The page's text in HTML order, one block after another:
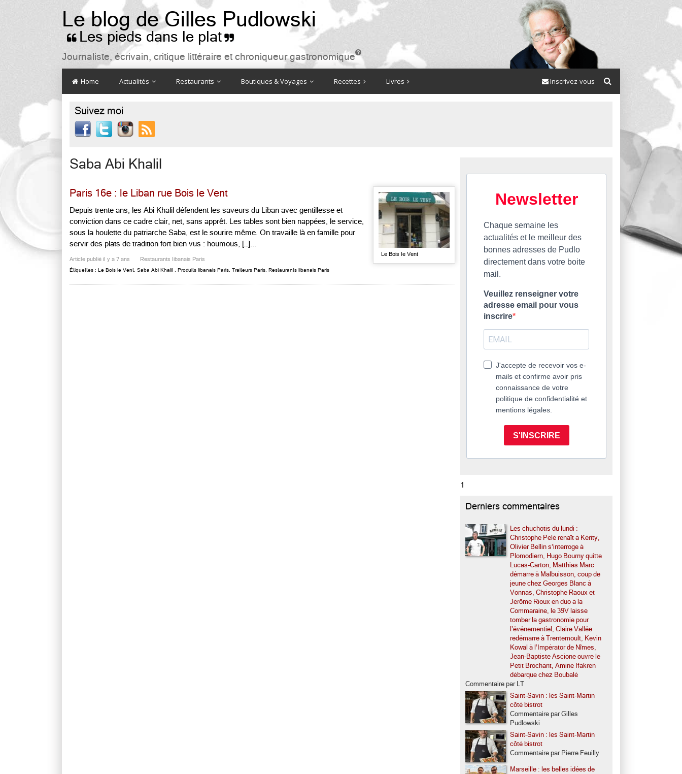
Le blog de Gilles Pudlowski
 Les pieds dans le plat 
Journaliste, écrivain, critique littéraire et chroniqueur gastronomique

Home Actualités Restaurants Boutiques & Voyages Recettes Livres Inscrivez-vous
Suivez moi

Saba Abi Khalil
Paris 16e : le Liban rue Bois le Vent
Depuis trente ans, les Abi Khalil défendent les saveurs du Liban avec gentillesse et
conviction dans ce cadre clair, net, sans apprêt. Les tables sont bien nappées, le service,
sous la houlette du patriarche Saba, est le sourire même. On travaille là en famille pour
servir des plats de tradition fort bien vus : houmous, […]...
Article publié il y a 7 ans Restaurants libanais Paris
Étiquettes : Le Bois le Vent Saba Abi Khalil Produits libanais Paris Traiteurs Paris Restaurants libanais Paris
Le Bois le Vent
Newsletter
Chaque semaine les
actualités et le meilleur des
bonnes adresses de Pudlo
directement dans votre boite
mail.
Veuillez renseigner votre
adresse email pour vous
inscrire
J'accepte de recevoir vos e-
mails et confirme avoir pris
connaissance de votre
politique de confidentialité et
mentions légales.
S'INSCRIRE
1
Derniers commentaires
Les chuchotis du lundi :
Christophe Pelé renaît à Kérity,
Olivier Bellin s’interroge à
Plomodiern, Hugo Bourny quitte
Lucas-Carton, Matthias Marc
démarre à Malbuisson, coup de
jeune chez Georges Blanc à
Vonnas, Christophe Raoux et
Jérôme Rioux en duo à la
Commaraine, le 39V laisse
tomber la gastronomie pour
l’événementiel, Claire Vallée
redémarre à Trentemoult, Kevin
Kowal à l’Impérator de Nîmes,
Jean-Baptiste Ascione ouvre le
Petit Brochant, Amine Ifakren
débarque chez Boubalé
Commentaire par LT
Saint-Savin : les Saint-Martin
côté bistrot
Commentaire par Gilles
Pudlowski
Saint-Savin : les Saint-Martin
côté bistrot
Commentaire par Pierre Feuilly
Marseille : les belles idées de